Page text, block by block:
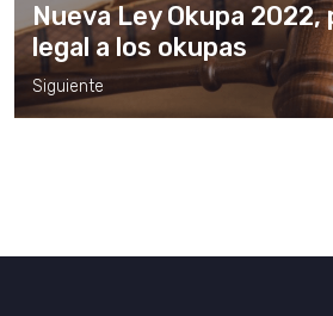
Nueva Ley Okupa
legal a los okupas
Siguiente